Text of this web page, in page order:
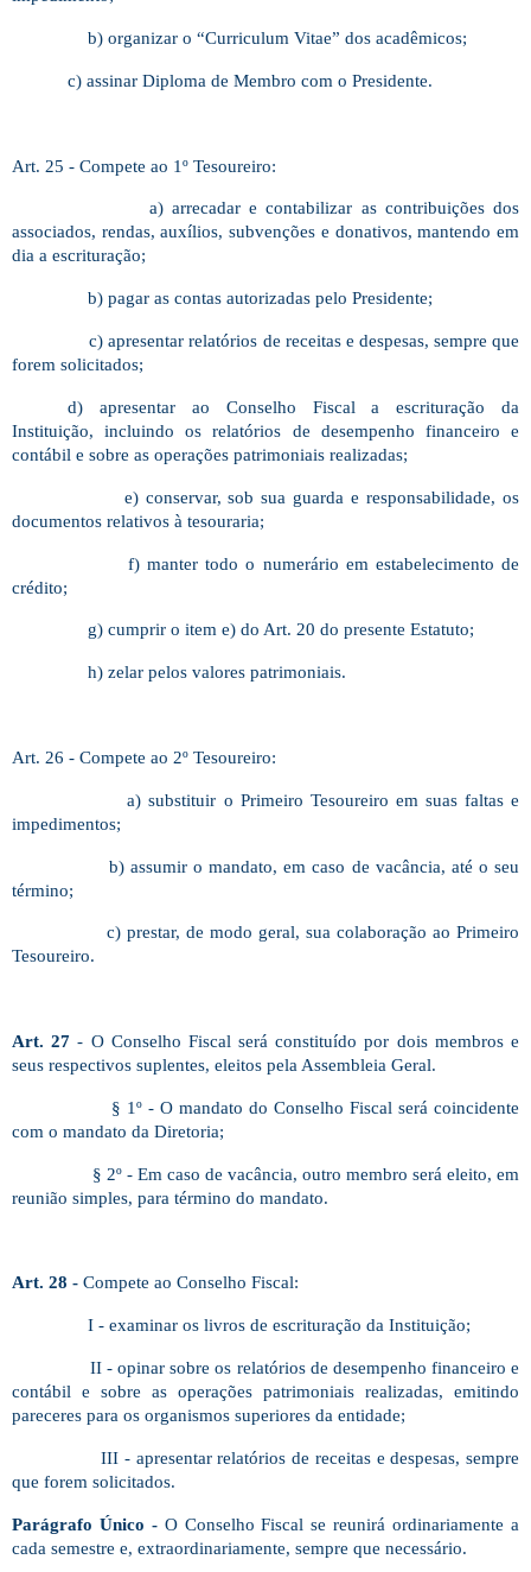
b) organizar o “Curriculum Vitae” dos acadêmicos;
c) assinar Diploma de Membro com o Presidente.
Art. 25 - Compete ao 1º Tesoureiro:
a) arrecadar e contabilizar as contribuições dos
associados, rendas, auxílios, subvenções e donativos, mantendo em
dia a escrituração;
b) pagar as contas autorizadas pelo Presidente;
c) apresentar relatórios de receitas e despesas, sempre que
forem solicitados;
d) apresentar ao Conselho Fiscal a escrituração da
Instituição, incluindo os relatórios de desempenho financeiro e
contábil e sobre as operações patrimoniais realizadas;
e) conservar, sob sua guarda e responsabilidade, os
documentos relativos à tesouraria;
f) manter todo o numerário em estabelecimento de
crédito;
g) cumprir o item e) do Art. 20 do presente Estatuto;
h) zelar pelos valores patrimoniais.
Art. 26 - Compete ao 2º Tesoureiro:
a) substituir o Primeiro Tesoureiro em suas faltas e
impedimentos;
b) assumir o mandato, em caso de vacância, até o seu
término;
c) prestar, de modo geral, sua colaboração ao Primeiro
Tesoureiro.
Art. 27 - O Conselho Fiscal será constituído por dois membros e
seus respectivos suplentes, eleitos pela Assembleia Geral.
§ 1º - O mandato do Conselho Fiscal será coincidente
com o mandato da Diretoria;
§ 2º - Em caso de vacância, outro membro será eleito, em
reunião simples, para término do mandato.
Art. 28 - Compete ao Conselho Fiscal:
I - examinar os livros de escrituração da Instituição;
II - opinar sobre os relatórios de desempenho financeiro e
contábil e sobre as operações patrimoniais realizadas, emitindo
pareceres para os organismos superiores da entidade;
III - apresentar relatórios de receitas e despesas, sempre
que forem solicitados.
Parágrafo Único - O Conselho Fiscal se reunirá ordinariamente a
cada semestre e, extraordinariamente, sempre que necessário.